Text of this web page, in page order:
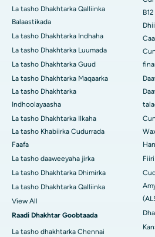
La tasho Dhakhtarka Qalliinka
Balaastikada
La tasho Dhakhtarka Indhaha
La tasho Dhakhtarka Luumada
La tasho Dhakhtarka Guud
La tasho Dhakhtarka Maqaarka
La tasho Dhakhtarka
Indhoolayaasha
La tasho Dhakhtarka Ilkaha
La tasho Khabiirka Cudurrada
Faafa
La tasho daaweeyaha jirka
La tasho Dhakhtarka Dhimirka
La tasho Dhakhtarka Qalliinka
View All
Raadi Dhakhtar Goobtaada
La tasho dhakhtarka Chennai
B12